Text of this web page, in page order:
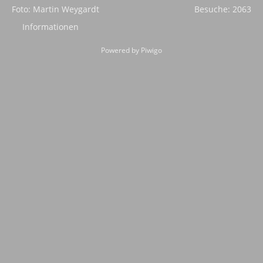
Foto: Martin Weygardt
Besuche: 2063
Informationen
Powered by Piwigo